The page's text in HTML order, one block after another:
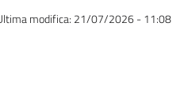
modifica: 21/07/2026 - 11:08